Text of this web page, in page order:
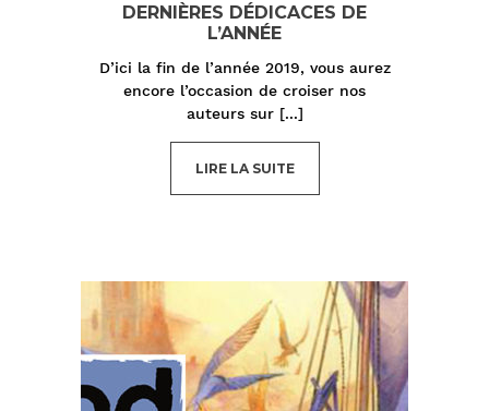
DERNIÈRES DÉDICACES DE
L’ANNÉE
D’ici la fin de l’année 2019, vous aurez
encore l’occasion de croiser nos
auteurs sur [...]
LIRE LA SUITE